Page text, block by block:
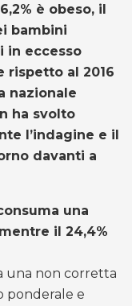
è obeso, il
bambini
in eccesso
rispetto al 2016
nazionale
ha svolto
l’indagine e il
davanti a
una
il 24,4%
una non corretta
ponderale e